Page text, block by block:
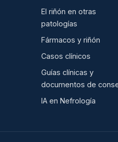
El riñón en otras
patologías
Fármacos y riñón
Casos clínicos
Guías clínicas y
documentos de
IA en Nefrología